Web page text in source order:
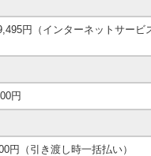
円（インターネットサービ
円
円（引き渡し時一括払い）